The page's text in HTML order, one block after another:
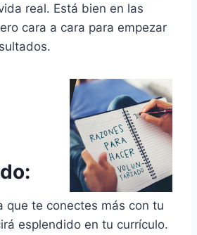
real. Está bien en las
cara a cara para empezar
que te conectes más con tu
esplendido en tu currículo.